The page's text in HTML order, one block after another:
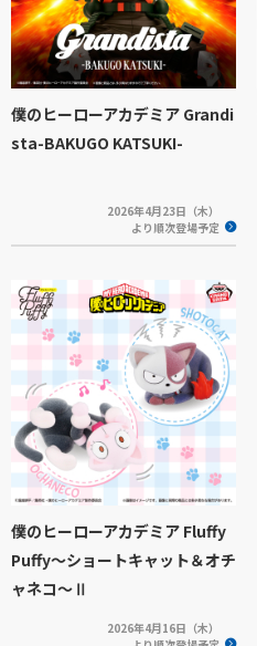
僕のヒーローアカデミア Grandi
sta-BAKUGO KATSUKI-
2026年4月23日（木）
より順次登場予定
僕のヒーローアカデミア Fluffy
Puffy～ショートキャット＆オチ
ャネコ～Ⅱ
2026年4月16日（木）